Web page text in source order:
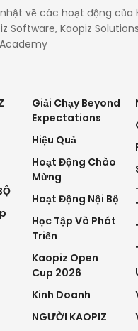
về các hoạt động của
Software, Kaopiz
Giải Chạy Beyond
Expectations
Hiệu Quả
Hoạt Động Chào
Mừng
Hoạt Động Nội Bộ
Học Tập Và Phát
Triển
Kaopiz Open
Cup 2026
Kinh Doanh
NGƯỜI KAOPIZ